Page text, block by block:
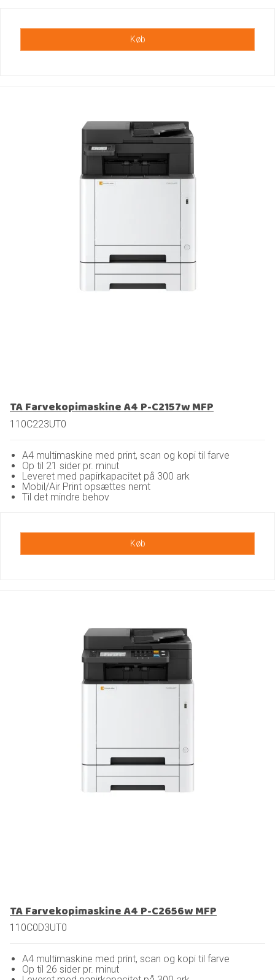
Køb
TA Farvekopimaskine A4 P-C2157w MFP
110C223UT0
A4 multimaskine med print, scan og kopi til farve
Op til 21 sider pr. minut
Leveret med papirkapacitet på 300 ark
Mobil/Air Print opsættes nemt
Til det mindre behov
Køb
TA Farvekopimaskine A4 P-C2656w MFP
110C0D3UT0
A4 multimaskine med print, scan og kopi til farve
Op til 26 sider pr. minut